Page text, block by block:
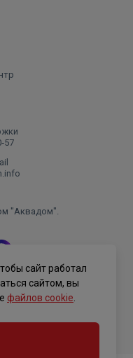
"Аквадом".
сайт работал
сайтом, вы
файлов cookie